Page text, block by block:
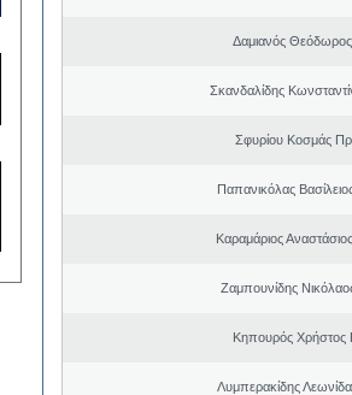
Δαμιανός
Σκανδαλίδης
Σφυρίου Κοσμάς
Παπανικόλας
Καραμάριος
Ζαμπουνίδης
Κηπουρός Χρήστος
Λυμπερακίδης